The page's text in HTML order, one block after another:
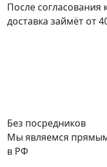
После согласования
доставка займёт от
Без посредников
Мы являемся
в РФ